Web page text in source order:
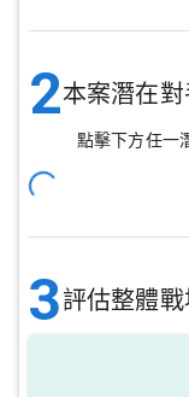
2本案潛在
點擊下方任一
3評估整體